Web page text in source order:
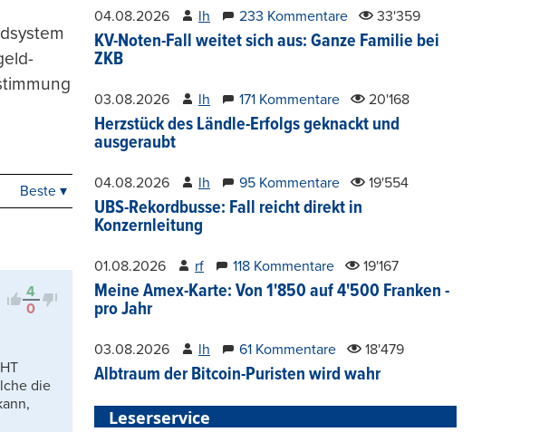
Beste ▾
4
0
die
04.08.2026 lh 233 Kommentare 33'359
KV-Noten-Fall weitet sich aus: Ganze Familie bei
ZKB
03.08.2026 lh 171 Kommentare 20'168
Herzstück des Ländle-Erfolgs geknackt und
ausgeraubt
04.08.2026 lh 95 Kommentare 19'554
UBS-Rekordbusse: Fall reicht direkt in
Konzernleitung
01.08.2026 rf 118 Kommentare 19'167
Meine Amex-Karte: Von 1'850 auf 4'500 Franken -
pro Jahr
03.08.2026 lh 61 Kommentare 18'479
Albtraum der Bitcoin-Puristen wird wahr
Leserservice